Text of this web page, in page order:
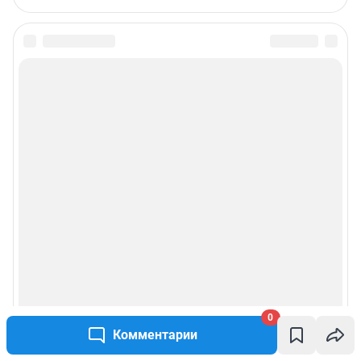
Комментарии
0